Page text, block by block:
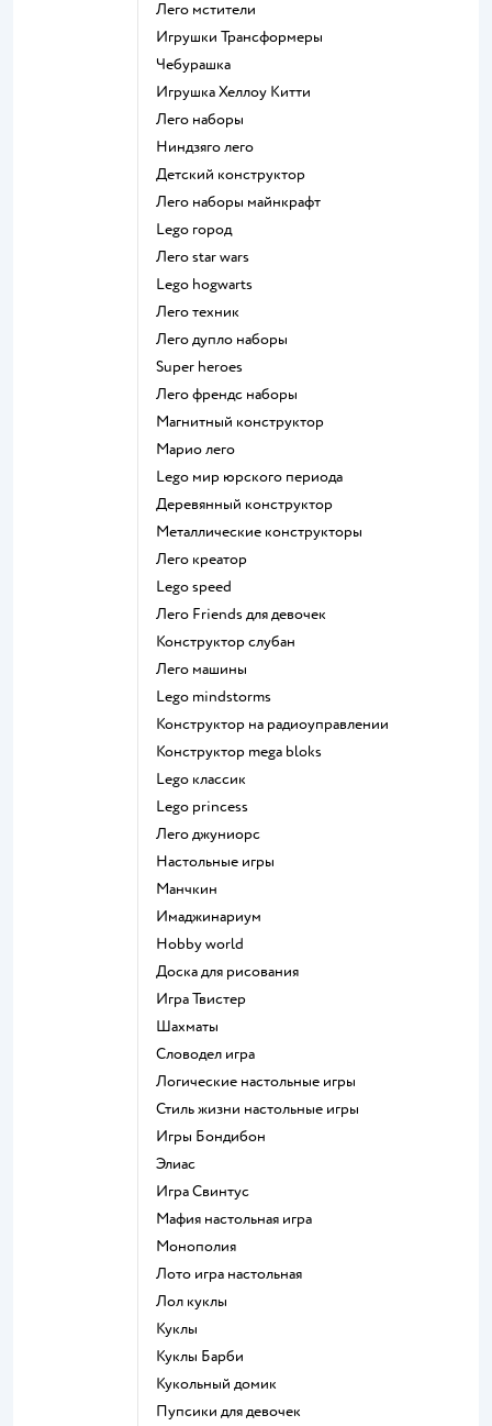
Лего мстители
Игрушки Трансформеры
Чебурашка
Игрушка Хеллоу Китти
Лего наборы
Ниндзяго лего
Детский конструктор
Лего наборы майнкрафт
Lego город
Лего star wars
Lego hogwarts
Лего техник
Лего дупло наборы
Super heroes
Лего френдс наборы
Магнитный конструктор
Марио лего
Lego мир юрского периода
Деревянный конструктор
Металлические конструкторы
Лего креатор
Lego speed
Лего Friends для девочек
Конструктор слубан
Лего машины
Lego mindstorms
Конструктор на радиоуправлении
Конструктор mega bloks
Lego классик
Lego princess
Лего джуниорс
Настольные игры
Манчкин
Имаджинариум
Hobby world
Доска для рисования
Игра Твистер
Шахматы
Словодел игра
Логические настольные игры
Стиль жизни настольные игры
Игры Бондибон
Элиас
Игра Свинтус
Мафия настольная игра
Монополия
Лото игра настольная
Лол куклы
Куклы
Куклы Барби
Кукольный домик
Пупсики для девочек